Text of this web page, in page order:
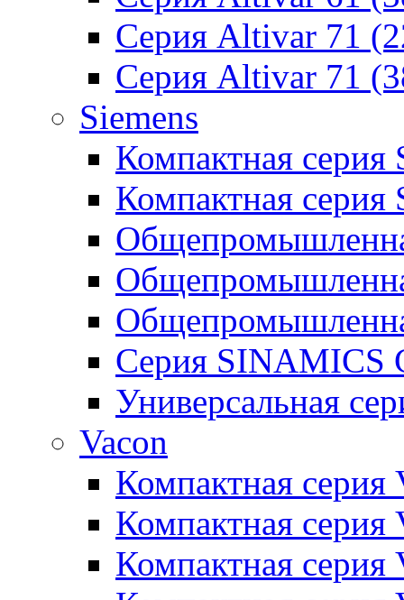
Серия Altivar 71
Серия Altivar 71
Siemens
Компактная
Компактная
Серия SINAMICS
Универсальная
Vacon
Компактная серия
Компактная серия
Компактная